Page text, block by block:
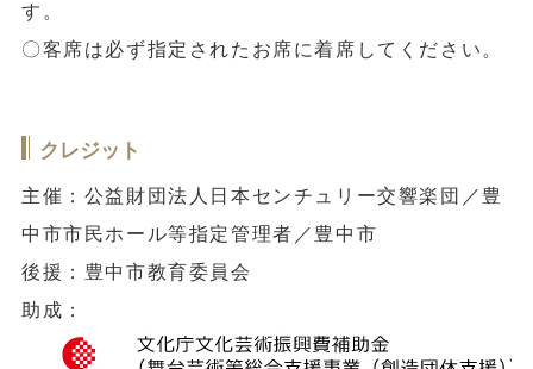
す。
〇客席は必ず指定されたお席に着席してください。
クレジット
主催：公益財団法人日本センチュリー交響楽団／豊
中市市民ホール等指定管理者／豊中市
後援：豊中市教育委員会
助成：